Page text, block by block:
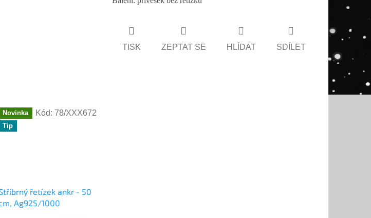
TISK ZEPTAT SE HLÍDAT SDÍLET
Novinka
Tip
řetízek ankr - 50
Ag925/1000
Kód: 78/XXX672